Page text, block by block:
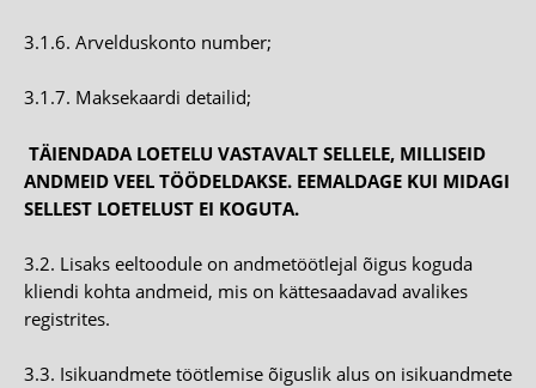
3.1.6. Arvelduskonto number;
3.1.7. Maksekaardi detailid;
TÄIENDADA LOETELU VASTAVALT SELLELE, MILLISEID
ANDMEID VEEL TÖÖDELDAKSE. EEMALDAGE KUI MIDAGI
SELLEST LOETELUST EI KOGUTA.
3.2. Lisaks eeltoodule on andmetöötlejal õigus koguda
kliendi kohta andmeid, mis on kättesaadavad avalikes
registrites.
3.3. Isikuandmete töötlemise õiguslik alus on isikuandmete